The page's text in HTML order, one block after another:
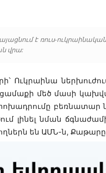
է ռուս-
վրա:
Ուկրաինա
մեծ մասի
բեռնատար
լինել նման
են ԱՄՆ-ն,